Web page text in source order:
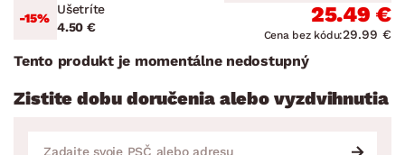
-15%
Ušetríte
4.50 €
25.49 €
Cena bez kódu:29.99 €
Tento produkt je momentálne nedostupný
Zistite dobu doručenia alebo vyzdvihnutia